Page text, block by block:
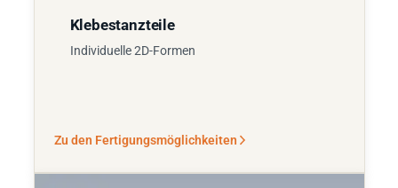
Klebestanzteile
Individuelle 2D-Formen
Zu den Fertigungsmöglichkeiten